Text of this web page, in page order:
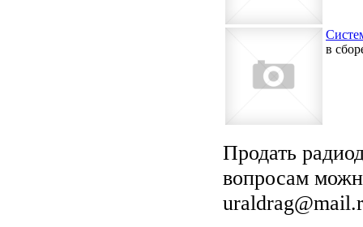
в
Продать
вопросам